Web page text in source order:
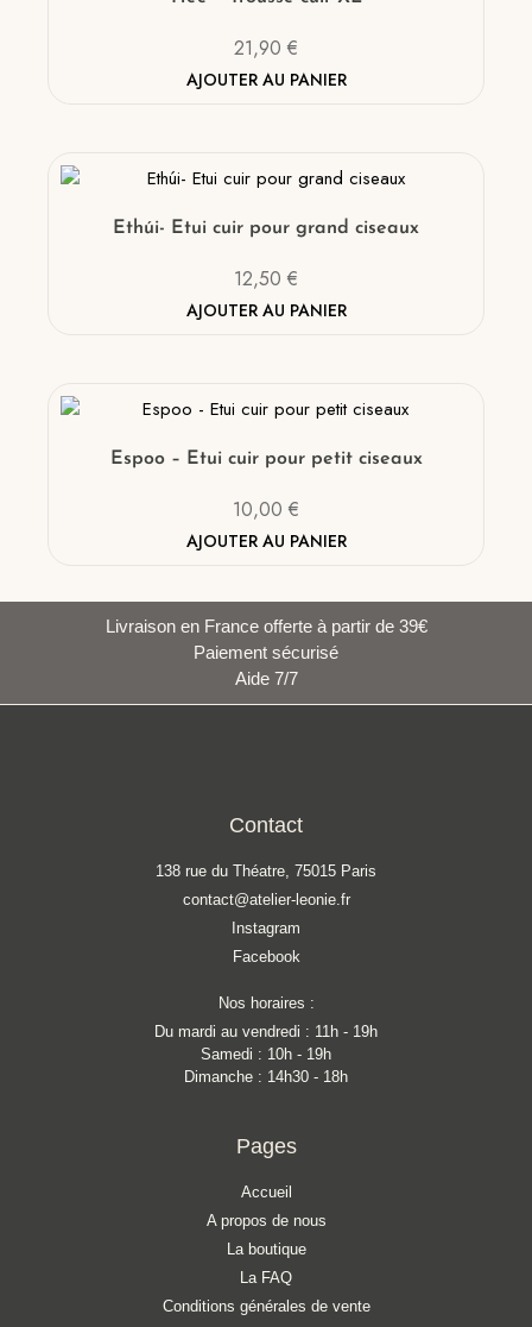
21,90 €
AJOUTER AU PANIER
Ethúi- Etui cuir pour grand ciseaux
12,50 €
AJOUTER AU PANIER
Espoo – Etui cuir pour petit ciseaux
10,00 €
AJOUTER AU PANIER
Livraison en France offerte à partir de 39€
Paiement sécurisé
Aide 7/7
Contact
138 rue du Théatre, 75015 Paris
contact@atelier-leonie.fr
Instagram
Facebook
Nos horaires :
Du mardi au vendredi : 11h - 19h
Samedi : 10h - 19h
Dimanche : 14h30 - 18h
Pages
Accueil
A propos de nous
La boutique
La FAQ
Conditions générales de vente